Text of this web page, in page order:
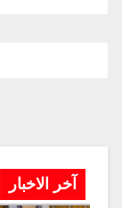
آخر الاخبار